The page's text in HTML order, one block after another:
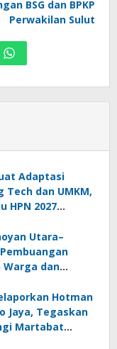
BSG dan BPKP
Perwakilan Sulut
Adaptasi
Tech dan UMKM,
HPN 2027
Utara–
Warga dan
Hotman
Jaya, Tegaskan
Martabat